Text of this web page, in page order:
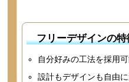
フリーデザインの特
自分好みの工法を採用
設計もデザインも自由